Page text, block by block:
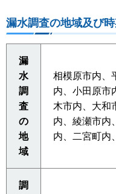
漏水調査の地域及び時
漏
水
調
査
の
地
域
相模原市内、
内、小田原市
木市内、大和
内、綾瀬市内
内、二宮町内
調